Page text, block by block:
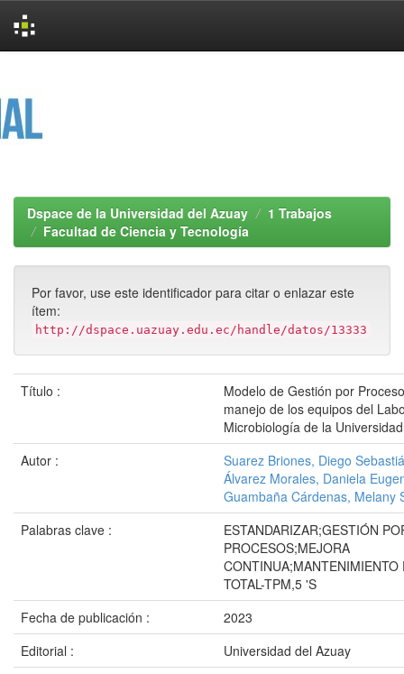
Dspace de la Universidad del Azuay
1 Trabajos
Facultad de Ciencia y Tecnología
Por favor, use este identificador para citar o enlazar este
ítem:
http://dspace.uazuay.edu.ec/handle/datos/13333
Título :
Modelo de Gestión por
manejo de los equipos del
Microbiología de la
Autor :
Suarez Briones, Diego
Álvarez Morales, Daniela
Guambaña Cárdenas, Melany
Palabras clave :
ESTANDARIZAR;GESTIÓN
PROCESOS;MEJORA
CONTINUA;MANTENIMIENTO
TOTAL-TPM,5 'S
Fecha de publicación :
2023
Editorial :
Universidad del Azuay